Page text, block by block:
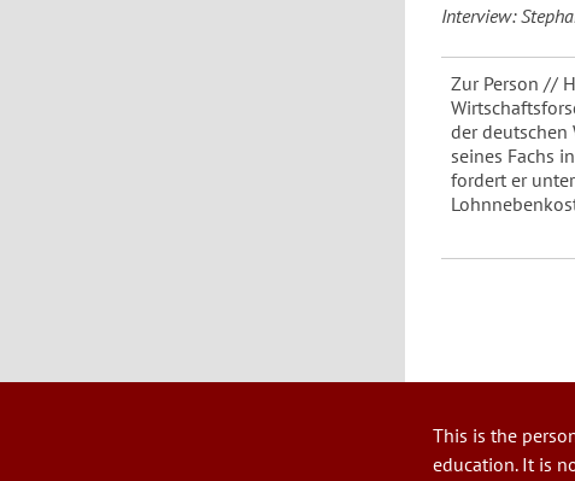
Interview:
Zur Person //
der deutschen
seines Fachs
fordert er
This is the
education. It is